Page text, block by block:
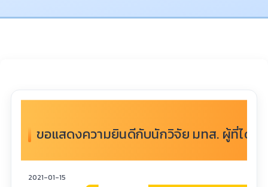
ขอแสดงความยินดีกับนักวิจัย มทส. ผู้ที่ได้รั
2021-01-15